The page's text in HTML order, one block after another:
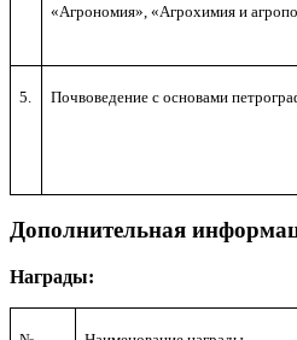
«Агрономия», «Агрохимия и
5. Почвоведение с основами
Дополнительная
Награды: